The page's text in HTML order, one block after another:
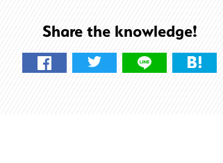
Share the knowledge!